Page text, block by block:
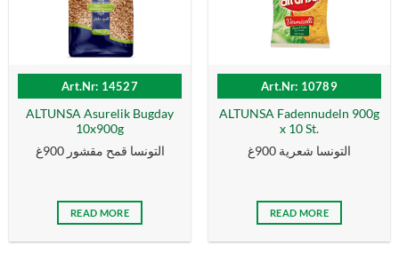
Art.Nr: 14527
ALTUNSA Asurelik Bugday
10x900g
التونسا قمح مقشور 900غ
READ MORE
Art.Nr: 10789
ALTUNSA Fadennudeln 900g
x 10 St.
التونسا شعرية 900غ
READ MORE